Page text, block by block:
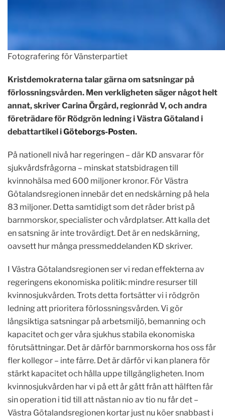
Fotografering för Vänsterpartiet
Kristdemokraterna talar gärna om satsningar på
förlossningsvården. Men verkligheten säger något helt
annat, skriver Carina Örgård, regionråd V, och andra
företrädare för Rödgrön ledning i Västra Götaland i
debattartikel iGöteborgs-Posten.
På nationell nivå har regeringen – där KD ansvarar för
sjukvårdsfrågorna – minskat statsbidragen till
kvinnohälsa med 600 miljoner kronor. För Västra
Götalandsregionen innebär det en nedskärning på hela
83 miljoner. Detta samtidigt som det råder brist på
barnmorskor, specialister och vårdplatser. Att kalla det
en satsning är inte trovärdigt. Det är en nedskärning,
oavsett hur många pressmeddelanden KD skriver.
I Västra Götalandsregionen ser vi redan effekterna av
regeringens ekonomiska politik: mindre resurser till
kvinnosjukvården. Trots detta fortsätter vi i rödgrön
ledning att prioritera förlossningsvården. Vi gör
långsiktiga satsningar på arbetsmiljö, bemanning och
kapacitet och ger våra sjukhus stabila ekonomiska
förutsättningar. Det är därför barnmorskorna hos oss får
fler kollegor – inte färre. Det är därför vi kan planera för
stärkt kapacitet och hålla uppe tillgängligheten. Inom
kvinnosjukvården har vi på ett år gått från att hälften får
sin operation i tid till att nästan nio av tio nu får det –
Västra Götalandsregionen kortar just nu köer snabbast i